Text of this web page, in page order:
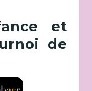
et
de